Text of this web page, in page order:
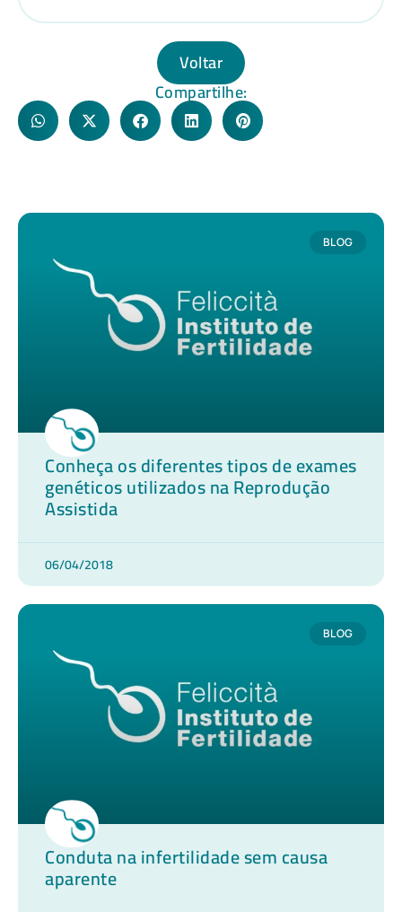
Voltar
Compartilhe:
BLOG
Conheça os diferentes tipos de exames
genéticos utilizados na Reprodução
Assistida
06/04/2018
BLOG
Conduta na infertilidade sem causa
aparente